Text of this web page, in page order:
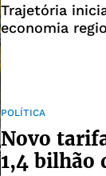
Trajetória
economia
POLÍTICA
Novo
1,4 bilhão